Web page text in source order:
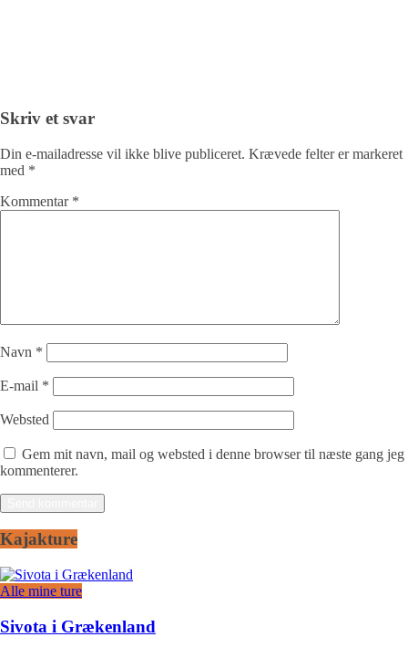
Skriv et svar
Din e-mailadresse vil ikke blive publiceret. Krævede felter er markeret
med *
Kommentar *
Navn *
E-mail *
Websted
Gem mit navn, mail og websted i denne browser til næste gang jeg
kommenterer.
Kajakture
Alle mine ture
Sivota i Grækenland